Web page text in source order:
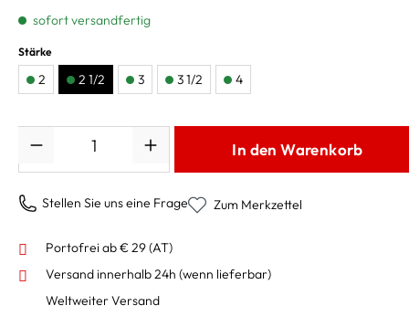
sofort versandfertig
Stärke
2 2 1/2 3 3 1/2 4
In den Warenkorb
Stellen Sie uns eine Frage Zum Merkzettel
Portofrei ab € 29 (AT)
Versand innerhalb 24h (wenn lieferbar)
Weltweiter Versand